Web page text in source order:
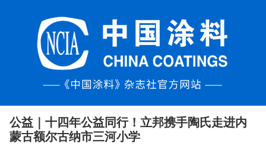
公益｜十四年公益同行！立邦携手陶氏走进内
蒙古额尔古纳市三河小学